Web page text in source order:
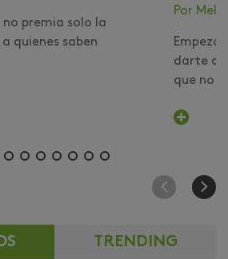
no premia solo la
quienes saben
Por
darte
que no
TRENDING